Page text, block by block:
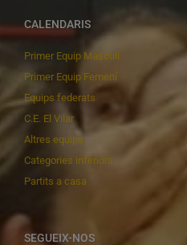
CALENDARIS
Primer Equip Masculí
Primer Equip Femení
Equips federats
C.E. El Vilar
Altres equips
Categories inferiors
Partits a casa
SEGUEIX-NOS